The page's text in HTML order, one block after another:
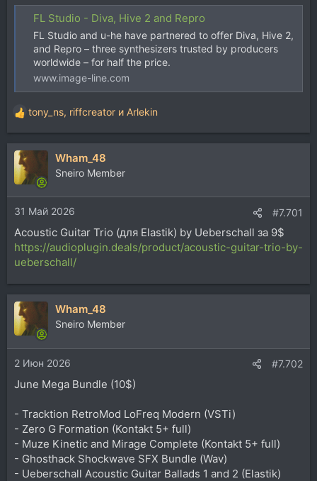
FL Studio - Diva, Hive 2 and Repro
FL Studio and u-he have partnered to offer Diva, Hive 2,
and Repro – three synthesizers trusted by producers
worldwide – for half the price.
www.image-line.com
Р
е
а
к
ц
и
и
:
tony_ns, riffcreator и Arlekin
Wham_48
Sneiro Member
31 Май 2026 #7.701
Acoustic Guitar Trio (для Elastik) by Ueberschall за 9$
https://audioplugin.deals/product/acoustic-guitar-trio-by-
ueberschall/
Wham_48
Sneiro Member
2 Июн 2026 #7.702
June Mega Bundle (10$)
- Tracktion RetroMod LoFreq Modern (VSTi)
- Zero G Formation (Kontakt 5+ full)
- Muze Kinetic and Mirage Complete (Kontakt 5+ full)
- Ghosthack Shockwave SFX Bundle (Wav)
- Ueberschall Acoustic Guitar Ballads 1 and 2 (Elastik)